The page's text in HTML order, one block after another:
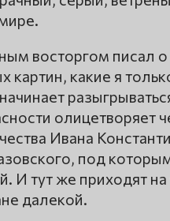
восторгом писал
картин, какие я
олицетворяет
Ивана
под
И тут же приходят
далекой.